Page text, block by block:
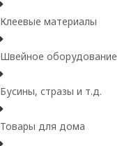
Клеевые материалы
Швейное оборудование
Бусины, стразы и т.д.
Товары для дома